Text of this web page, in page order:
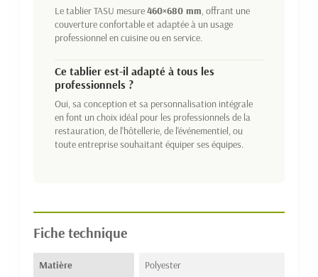
Le tablier TASU mesure460×680 mm, offrant une
couverture confortable et adaptée à un usage
professionnel en cuisine ou en service.
Ce tablier est-il adapté à tous les
professionnels ?
Oui, sa conception et sa personnalisation intégrale
en font un choix idéal pour les professionnels de la
restauration, de l'hôtellerie, de l'événementiel, ou
toute entreprise souhaitant équiper ses équipes.
Fiche technique
Matière Polyester